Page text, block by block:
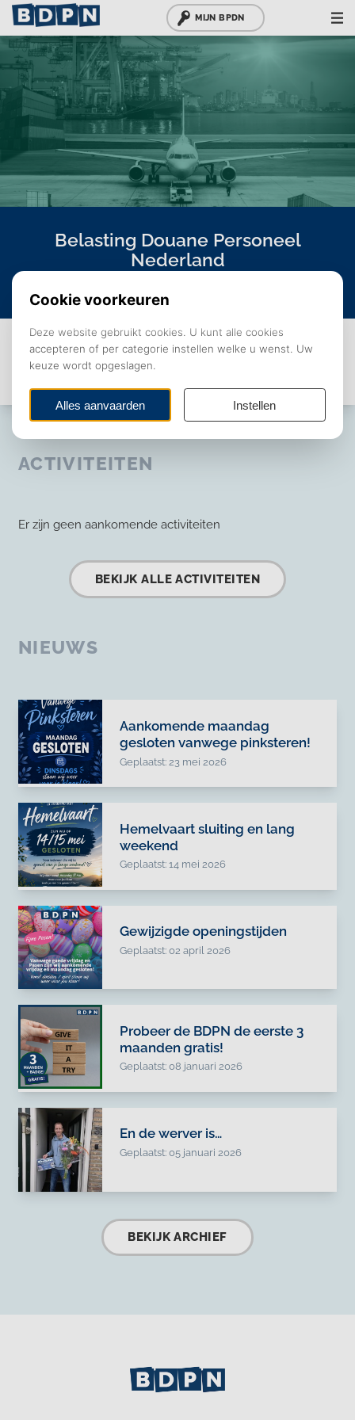
MIJN BPDN
Belasting Douane Personeel
Nederland
GA DIRECT NAAR
LID WORDEN
ACTIVITEITEN
Er zijn geen aankomende activiteiten
BEKIJK ALLE ACTIVITEITEN
NIEUWS
Aankomende maandag
gesloten vanwege pinksteren!
Geplaatst: 23 mei 2026
Hemelvaart sluiting en lang
weekend
Geplaatst: 14 mei 2026
Gewijzigde openingstijden
Geplaatst: 02 april 2026
Probeer de BDPN de eerste 3
maanden gratis!
Geplaatst: 08 januari 2026
En de werver is…
Geplaatst: 05 januari 2026
BEKIJK ARCHIEF